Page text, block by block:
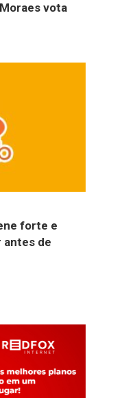
vota
forte e
antes de